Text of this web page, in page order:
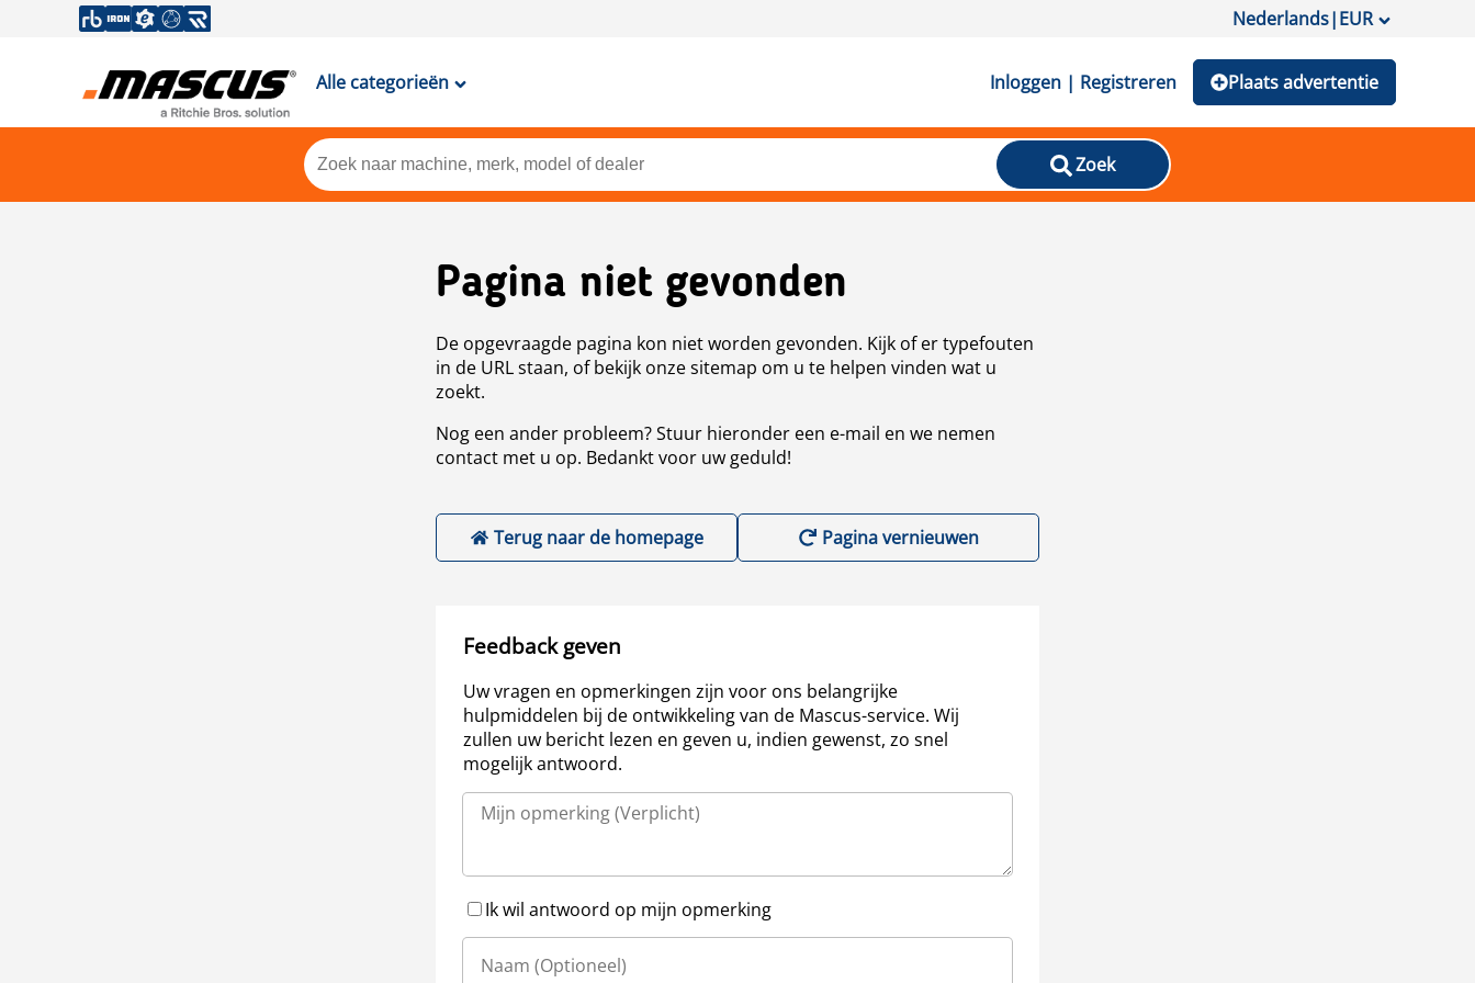
Nederlands|EUR
Alle categorieën Inloggen | Registreren Plaats advertentie
Zoek
Pagina niet gevonden
De opgevraagde pagina kon niet worden gevonden. Kijk of er typefouten
in de URL staan, of bekijk onze sitemap om u te helpen vinden wat u
zoekt.
Nog een ander probleem? Stuur hieronder een e-mail en we nemen
contact met u op. Bedankt voor uw geduld!
Terug naar de homepage Pagina vernieuwen
Feedback geven
Uw vragen en opmerkingen zijn voor ons belangrijke
hulpmiddelen bij de ontwikkeling van de Mascus-service. Wij
zullen uw bericht lezen en geven u, indien gewenst, zo snel
mogelijk antwoord.
Ik wil antwoord op mijn opmerking